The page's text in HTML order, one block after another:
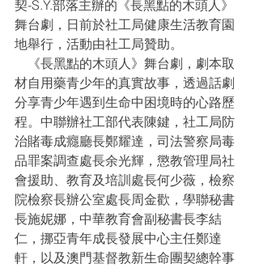
契-S.Y.部落主辦的《長黑點的木頭人》
舞台劇，日前於社工局健康生活教育園
地舉行，活動由社工局贊助。
材自用藥青少年的真實故事，透過話劇
分享青少年遇到生命中困境時的心路歷
程。中聯辦社工部代表陳鍵，社工局防
治賭毒成癮廳長鄭耀達，司法警察局毒
品罪案調查處長余光輝，懲教管理局社
會援助、教育及培訓處長何少薇，檢察
院檢察長辦公室處長周金歡，學聯秘書
長施妮娜，中華教育會副秘書長李結
仁，挪亞青年成長發展中心主任鄭達
軒，以及澳門基督教新生命團契總幹事